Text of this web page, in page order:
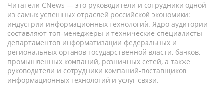
Читатели CNews — это руководители и сотрудники одной
из самых успешных отраслей российской экономики:
индустрии информационных технологий. Ядро аудитории
составляют топ-менеджеры и технические специалисты
департаментов информатизации федеральных и
региональных органов государственной власти, банков,
промышленных компаний, розничных сетей, а также
руководители и сотрудники компаний-поставщиков
информационных технологий и услуг связи.